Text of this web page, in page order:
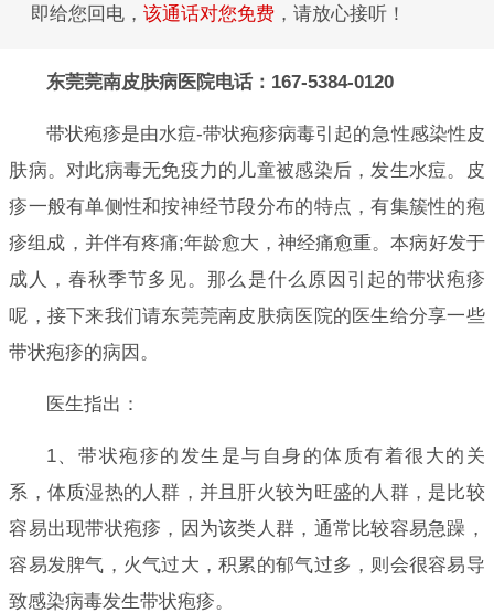
即给您回电， 该通话对您免费 ，请放心接听！
东莞莞南皮肤病医院电话：167-5384-0120
带状疱疹是由水痘-带状疱疹病毒引起的急性感染性皮
肤病。对此病毒无免疫力的儿童被感染后，发生水痘。皮
疹一般有单侧性和按神经节段分布的特点，有集簇性的疱
疹组成，并伴有疼痛;年龄愈大，神经痛愈重。本病好发于
成人，春秋季节多见。那么是什么原因引起的带状疱疹
呢，接下来我们请东莞莞南皮肤病医院的医生给分享一些
带状疱疹的病因。
医生指出：
1、带状疱疹的发生是与自身的体质有着很大的关
系，体质湿热的人群，并且肝火较为旺盛的人群，是比较
容易出现带状疱疹，因为该类人群，通常比较容易急躁，
容易发脾气，火气过大，积累的郁气过多，则会很容易导
致感染病毒发生带状疱疹。